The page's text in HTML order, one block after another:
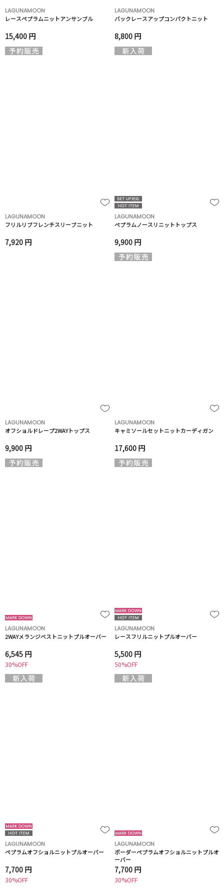
LAGUNAMOON
レースペプラムニットアンサンブル
15,400 円
LAGUNAMOON
バックレースアップコンパクトニット
8,800 円
LAGUNAMOON
フリルリブフレンチスリーブニット
7,920 円
LAGUNAMOON
ペプラムノースリニットトップス
9,900 円
LAGUNAMOON
オフショルドレープ2WAYトップス
9,900 円
LAGUNAMOON
キャミソールセットニットカーディガン
17,600 円
LAGUNAMOON
2WAYメランジベストニットプルオーバー
6,545 円
30%OFF
LAGUNAMOON
レースフリルニットプルオーバー
5,500 円
50%OFF
LAGUNAMOON
ペプラムオフショルニットプルオーバー
7,700 円
30%OFF
LAGUNAMOON
ボーダーペプラムオフショルニットプルオ
ーバー
7,700 円
30%OFF